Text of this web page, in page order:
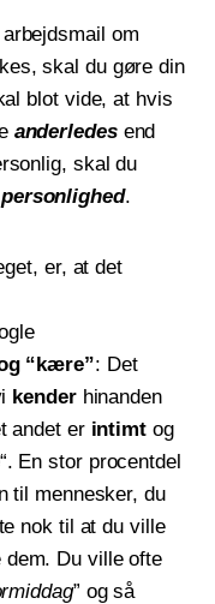
om
skal du gøre din
blot vide, at hvis
anderledesend
skal du
.
er, at det
“kære”: Det
kenderhinanden
andet er intimt og
“. En stor procentdel
til mennesker, du
nok til at du ville
dem. Du ville ofte
” og så